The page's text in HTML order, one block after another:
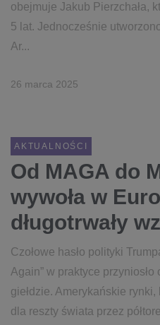
obejmuje Jakub Pierzchała,
5 lat. Jednocześnie
Ar...
26 marca 2025
AKTUALNOŚCI
Od MAGA do
wywoła w
długotrwały
Czołowe hasło polityki
Again” w praktyce
giełdzie. Amerykańskie
dla reszty świata przez